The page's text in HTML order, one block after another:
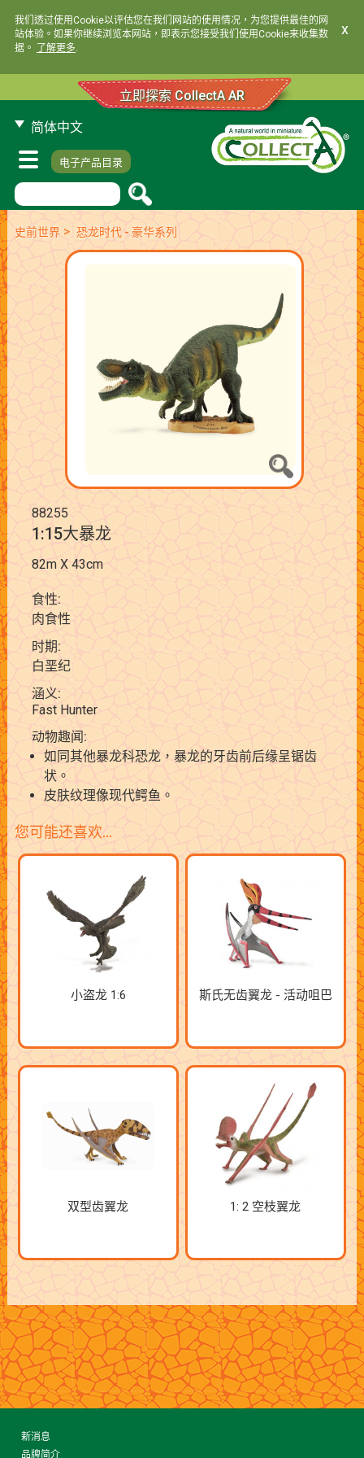
我们透过使用Cookie以评估您在我们网站的使用情况，为您提供最佳的网
站体验。如果你继续浏览本网站，即表示您接受我们使用Cookie来收集数
据。
了解更多.
x
立即探索 CollectA AR
简体中文
电子产品目录
史前世界> 恐龙时代 - 豪华系列
88255
1:15大暴龙
82m X 43cm
食性:
肉食性
时期:
白垩纪
涵义:
Fast Hunter
动物趣闻:
如同其他暴龙科恐龙，暴龙的牙齿前后缘呈锯齿
状。
皮肤纹理像现代鳄鱼。
您可能还喜欢…
小盗龙 1:6 斯氏无齿翼龙 - 活动咀巴
双型齿翼龙 1: 2 空枝翼龙
新消息
品牌简介